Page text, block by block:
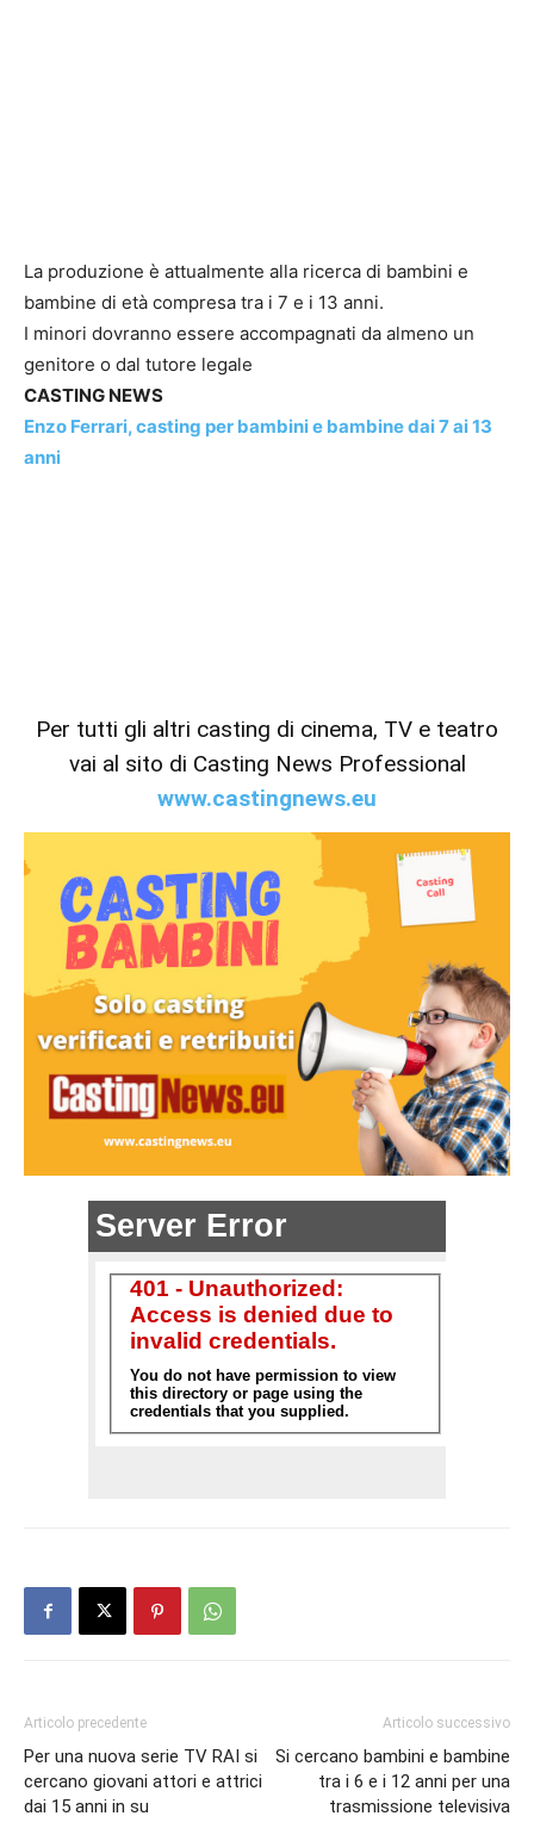
La produzione è attualmente alla ricerca di bambini e
bambine di età compresa tra i 7 e i 13 anni.
I minori dovranno essere accompagnati da almeno un
genitore o dal tutore legale
CASTING NEWS
Enzo Ferrari, casting per bambini e bambine dai 7 ai 13
anni
Per tutti gli altri casting di cinema, TV e teatro
vai al sito di Casting News Professional
www.castingnews.eu
Articolo precedente
Per una nuova serie TV RAI si
cercano giovani attori e attrici
dai 15 anni in su
Articolo successivo
Si cercano bambini e bambine
tra i 6 e i 12 anni per una
trasmissione televisiva